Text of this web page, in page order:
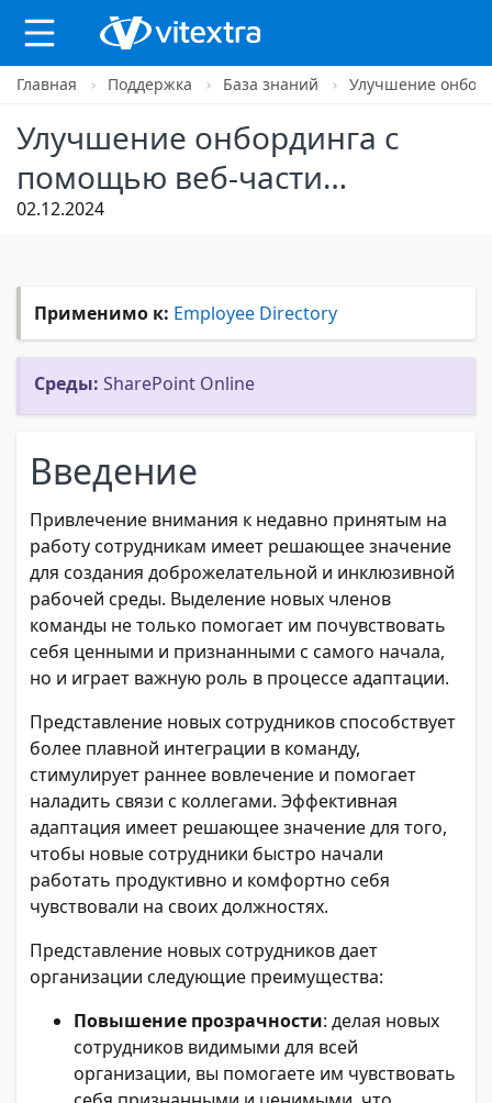
X
Главная Поддержка База знаний Улучшение
Улучшение онбординга с
помощью веб-части
“Новые Сотрудники” для
02.12.2024
Применимо к: Employee Directory
Среды: SharePoint Online
Введение
Привлечение внимания к недавно принятым на
работу сотрудникам имеет решающее значение
для создания доброжелательной и инклюзивной
рабочей среды. Выделение новых членов
команды не только помогает им почувствовать
себя ценными и признанными с самого начала,
но и играет важную роль в процессе адаптации.
Представление новых сотрудников способствует
более плавной интеграции в команду,
стимулирует раннее вовлечение и помогает
наладить связи с коллегами. Эффективная
адаптация имеет решающее значение для того,
чтобы новые сотрудники быстро начали
работать продуктивно и комфортно себя
чувствовали на своих должностях.
Представление новых сотрудников дает
организации следующие преимущества:
Повышение прозрачности: делая новых
сотрудников видимыми для всей
организации, вы помогаете им чувствовать